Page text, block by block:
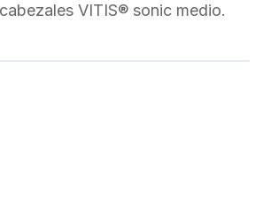
VITIS® sonic medio.